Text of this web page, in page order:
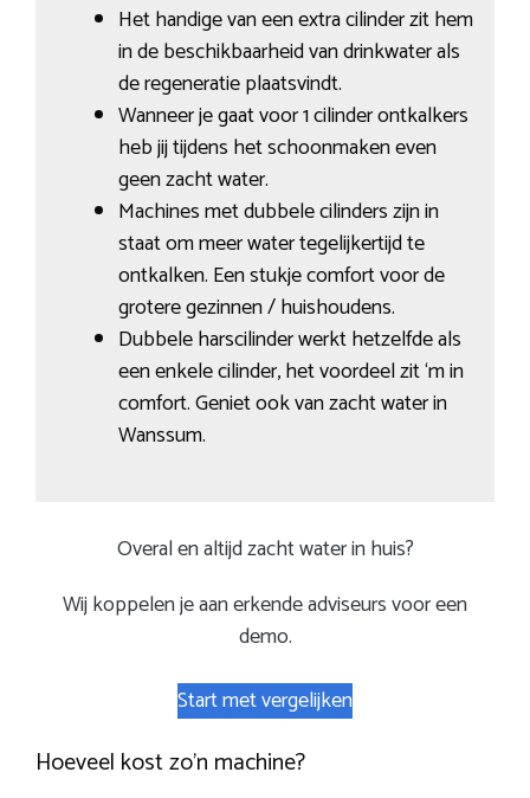
Het handige van een extra cilinder zit hem
in de beschikbaarheid van drinkwater als
de regeneratie plaatsvindt.
Wanneer je gaat voor 1 cilinder ontkalkers
heb jij tijdens het schoonmaken even
geen zacht water.
Machines met dubbele cilinders zijn in
staat om meer water tegelijkertijd te
ontkalken. Een stukje comfort voor de
grotere gezinnen / huishoudens.
Dubbele harscilinder werkt hetzelfde als
een enkele cilinder, het voordeel zit ‘m in
comfort. Geniet ook van zacht water in
Wanssum.
Overal en altijd zacht water in huis?
Wij koppelen je aan erkende adviseurs voor een
demo.
Start met vergelijken
Hoeveel kost zo’n machine?